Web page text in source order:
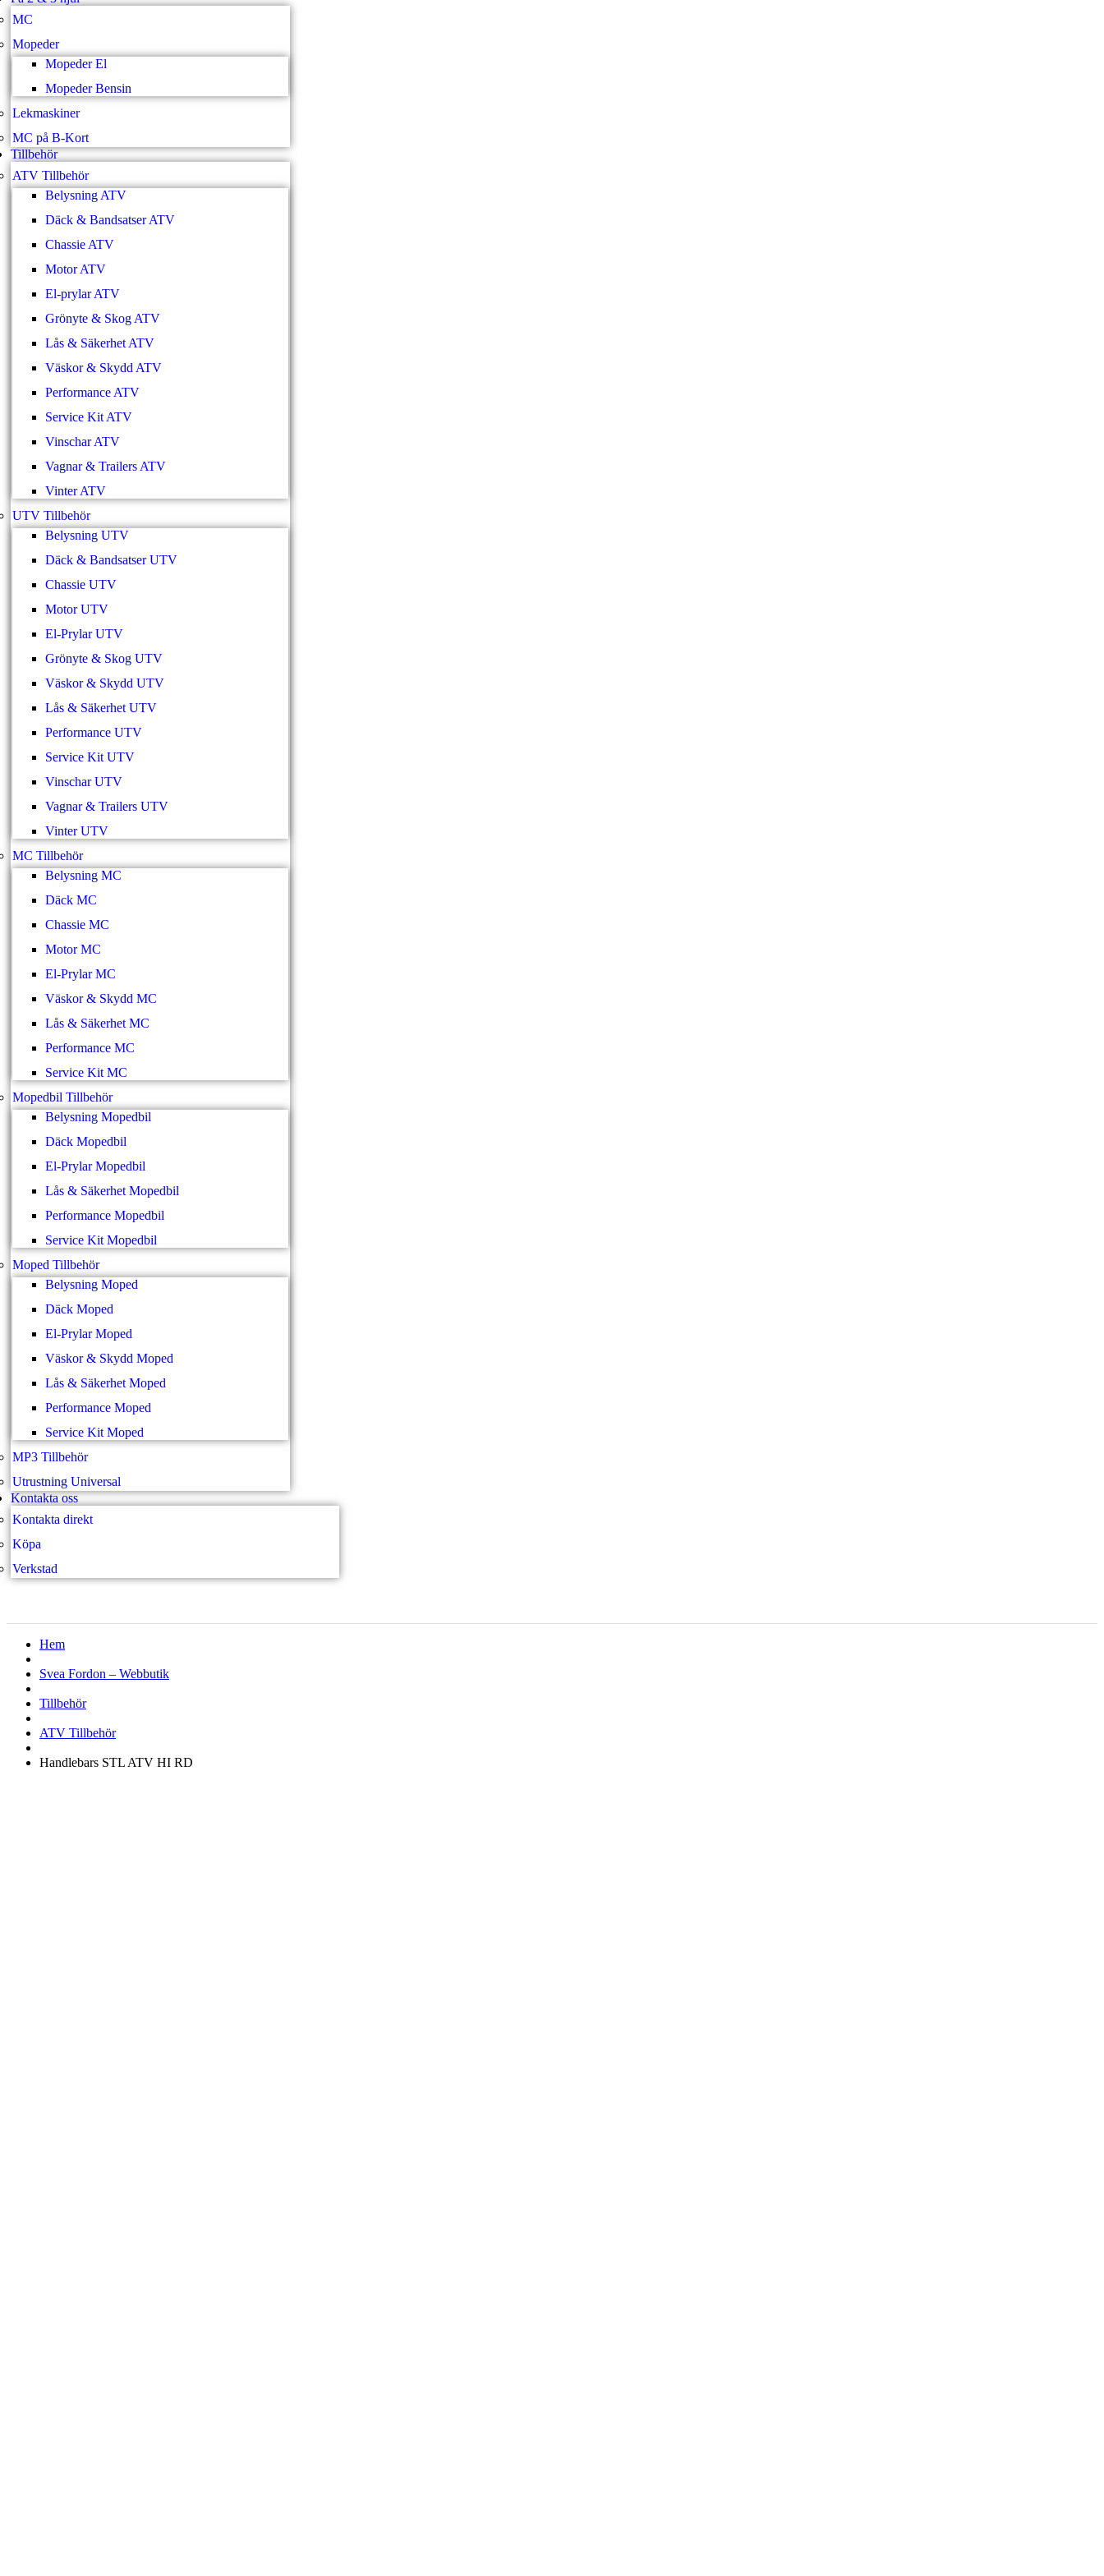
MC
Mopeder
Mopeder El
Mopeder Bensin
Lekmaskiner
MC på B-Kort
Tillbehör
ATV Tillbehör
Belysning ATV
Däck & Bandsatser ATV
Chassie ATV
Motor ATV
El-prylar ATV
Grönyte & Skog ATV
Lås & Säkerhet ATV
Väskor & Skydd ATV
Performance ATV
Service Kit ATV
Vinschar ATV
Vagnar & Trailers ATV
Vinter ATV
UTV Tillbehör
Belysning UTV
Däck & Bandsatser UTV
Chassie UTV
Motor UTV
El-Prylar UTV
Grönyte & Skog UTV
Väskor & Skydd UTV
Lås & Säkerhet UTV
Performance UTV
Service Kit UTV
Vinschar UTV
Vagnar & Trailers UTV
Vinter UTV
MC Tillbehör
Belysning MC
Däck MC
Chassie MC
Motor MC
El-Prylar MC
Väskor & Skydd MC
Lås & Säkerhet MC
Performance MC
Service Kit MC
Mopedbil Tillbehör
Belysning Mopedbil
Däck Mopedbil
El-Prylar Mopedbil
Lås & Säkerhet Mopedbil
Performance Mopedbil
Service Kit Mopedbil
Moped Tillbehör
Belysning Moped
Däck Moped
El-Prylar Moped
Väskor & Skydd Moped
Lås & Säkerhet Moped
Performance Moped
Service Kit Moped
MP3 Tillbehör
Utrustning Universal
Kontakta oss
Kontakta direkt
Köpa
Verkstad
Hem
Svea Fordon – Webbutik
Tillbehör
ATV Tillbehör
Handlebars STL ATV HI RD